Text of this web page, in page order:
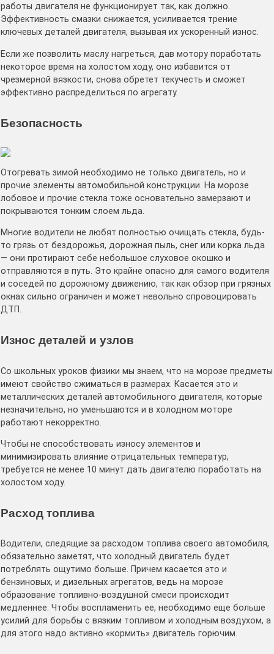
работы двигателя не функционирует так, как должно.
Эффективность смазки снижается, усиливается трение
ключевых деталей двигателя, вызывая их ускоренный износ.
Если же позволить маслу нагреться, дав мотору поработать
некоторое время на холостом ходу, оно избавится от
чрезмерной вязкости, снова обретет текучесть и сможет
эффективно распределиться по агрегату.
Безопасность
Отогревать зимой необходимо не только двигатель, но и
прочие элементы автомобильной конструкции. На морозе
лобовое и прочие стекла тоже основательно замерзают и
покрываются тонким слоем льда.
Многие водители не любят полностью очищать стекла, будь-
то грязь от бездорожья, дорожная пыль, снег или корка льда
— они протирают себе небольшое слуховое окошко и
отправляются в путь. Это крайне опасно для самого водителя
и соседей по дорожному движению, так как обзор при грязных
окнах сильно ограничен и может невольно спровоцировать
ДТП.
Износ деталей и узлов
Со школьных уроков физики мы знаем, что на морозе предметы
имеют свойство сжиматься в размерах. Касается это и
металлических деталей автомобильного двигателя, которые
незначительно, но уменьшаются и в холодном моторе
работают некорректно.
Чтобы не способствовать износу элементов и
минимизировать влияние отрицательных температур,
требуется не менее 10 минут дать двигателю поработать на
холостом ходу.
Расход топлива
Водители, следящие за расходом топлива своего автомобиля,
обязательно заметят, что холодный двигатель будет
потреблять ощутимо больше. Причем касается это и
бензиновых, и дизельных агрегатов, ведь на морозе
образование топливно-воздушной смеси происходит
медленнее. Чтобы воспламенить ее, необходимо еще больше
усилий для борьбы с вязким топливом и холодным воздухом, а
для этого надо активно «кормить» двигатель горючим.